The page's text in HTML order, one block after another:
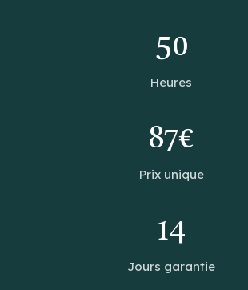
50
Heures
87€
Prix unique
14
Jours garantie